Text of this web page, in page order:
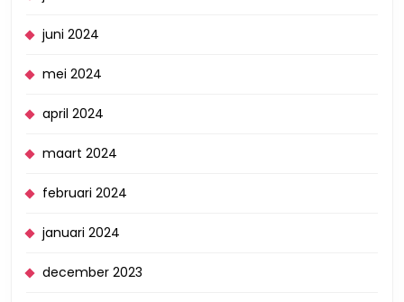
juni 2024
mei 2024
april 2024
maart 2024
februari 2024
januari 2024
december 2023